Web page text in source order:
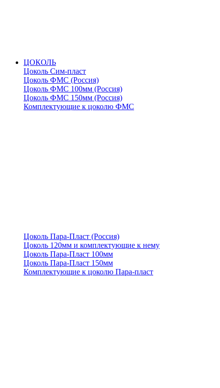
ЦОКОЛЬ
Цоколь Сим-пласт
Цоколь ФМС (Россия)
Цоколь ФМС 100мм (Россия)
Цоколь ФМС 150мм (Россия)
Комплектующие к цоколю ФМС
Цоколь Пара-Пласт (Россия)
Цоколь 120мм и комплектующие к нему
Цоколь Пара-Пласт 100мм
Цоколь Пара-Пласт 150мм
Комплектующие к цоколю Пара-пласт